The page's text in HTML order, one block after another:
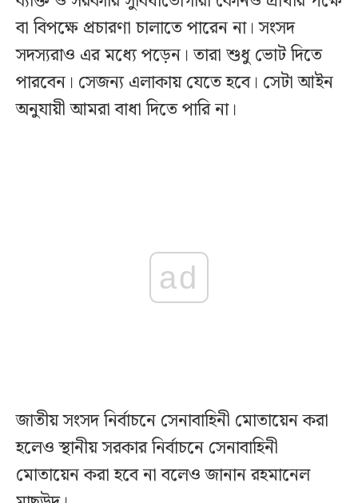
বা বিপক্ষে প্রচারণা চালাতে পারেন না। সংসদ
সদস্যরাও এর মধ্যে পড়েন। তারা শুধু ভোট দিতে
পারবেন। সেজন্য এলাকায় যেতে হবে। সেটা আইন
অনুযায়ী আমরা বাধা দিতে পারি না।
ad
জাতীয় সংসদ নির্বাচনে সেনাবাহিনী মোতায়েন করা
হলেও স্থানীয় সরকার নির্বাচনে সেনাবাহিনী
মোতায়েন করা হবে না বলেও জানান রহমানেল